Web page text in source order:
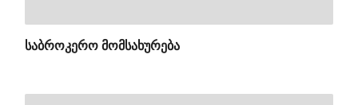
ᲡᲐᲑᲠᲝᲙᲔᲠᲝ ᲛᲝᲛᲡᲐᲮᲣᲠᲔᲑᲐ